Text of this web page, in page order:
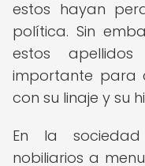
estos hayan
política. Sin
estos apellidos
importante para
con su linaje y su
En la
nobiliarios a